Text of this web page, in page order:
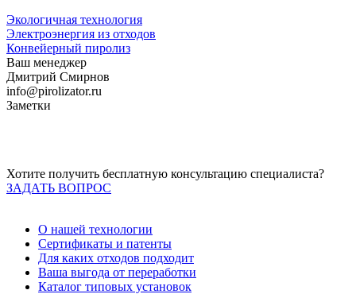
Экологичная технология
Электроэнергия из отходов
Конвейерный пиролиз
Ваш менеджер
Дмитрий Смирнов
info@pirolizator.ru
Заметки
Хотите получить бесплатную консультацию специалиста?
ЗАДАТЬ ВОПРОС
О нашей технологии
Сертификаты и патенты
Для каких отходов подходит
Ваша выгода от переработки
Каталог типовых установок